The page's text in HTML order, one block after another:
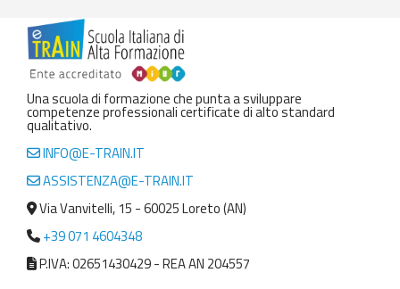
Una scuola di formazione che punta a sviluppare
competenze professionali certificate di alto standard
qualitativo.
INFO@E-TRAIN.IT
ASSISTENZA@E-TRAIN.IT
Via Vanvitelli, 15 - 60025 Loreto (AN)
+39 071 4604348
P.IVA: 02651430429 - REA AN 204557